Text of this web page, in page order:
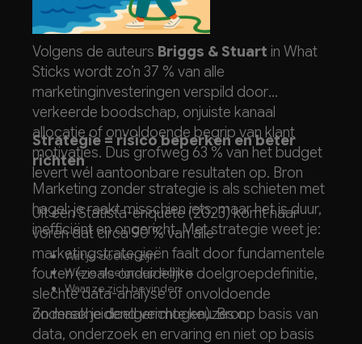
Volgens de auteurs Briggs & Stuart in What
Sticks wordt zo’n 37 % van alle
marketinginvesteringen verspild door
verkeerde boodschap, onjuiste kanaal
allocatie of onvoldoende begrip van klant
motivaties. Dus grofweg 63 % van het budget
levert wél aantoonbare resultaten op. Bron
Uit een Statista-enquête (2023) komt naar
voren dat circa 90 % van alle
marketingstrategieën faalt door fundamentele
fouten (zoals onduidelijke doelgroepdefinitie,
slechte data-analyse of onvoldoende
onderscheidend vermogen).Bron
Strategie = risico beperken en beter
richten
Marketing zonder strategie is als schieten met
hagel: je raakt misschien iets, maar het is duur,
inefficiënt en ongericht. Met strategie weet je:
Wat je doelen zijn
Wie je doelgroep écht is
Waar ze zich bevinden
Wat hen triggert om te kopen of contact op te
nemen
Zo maak je doelgerichte keuzes op basis van
data, onderzoek en ervaring en niet op basis